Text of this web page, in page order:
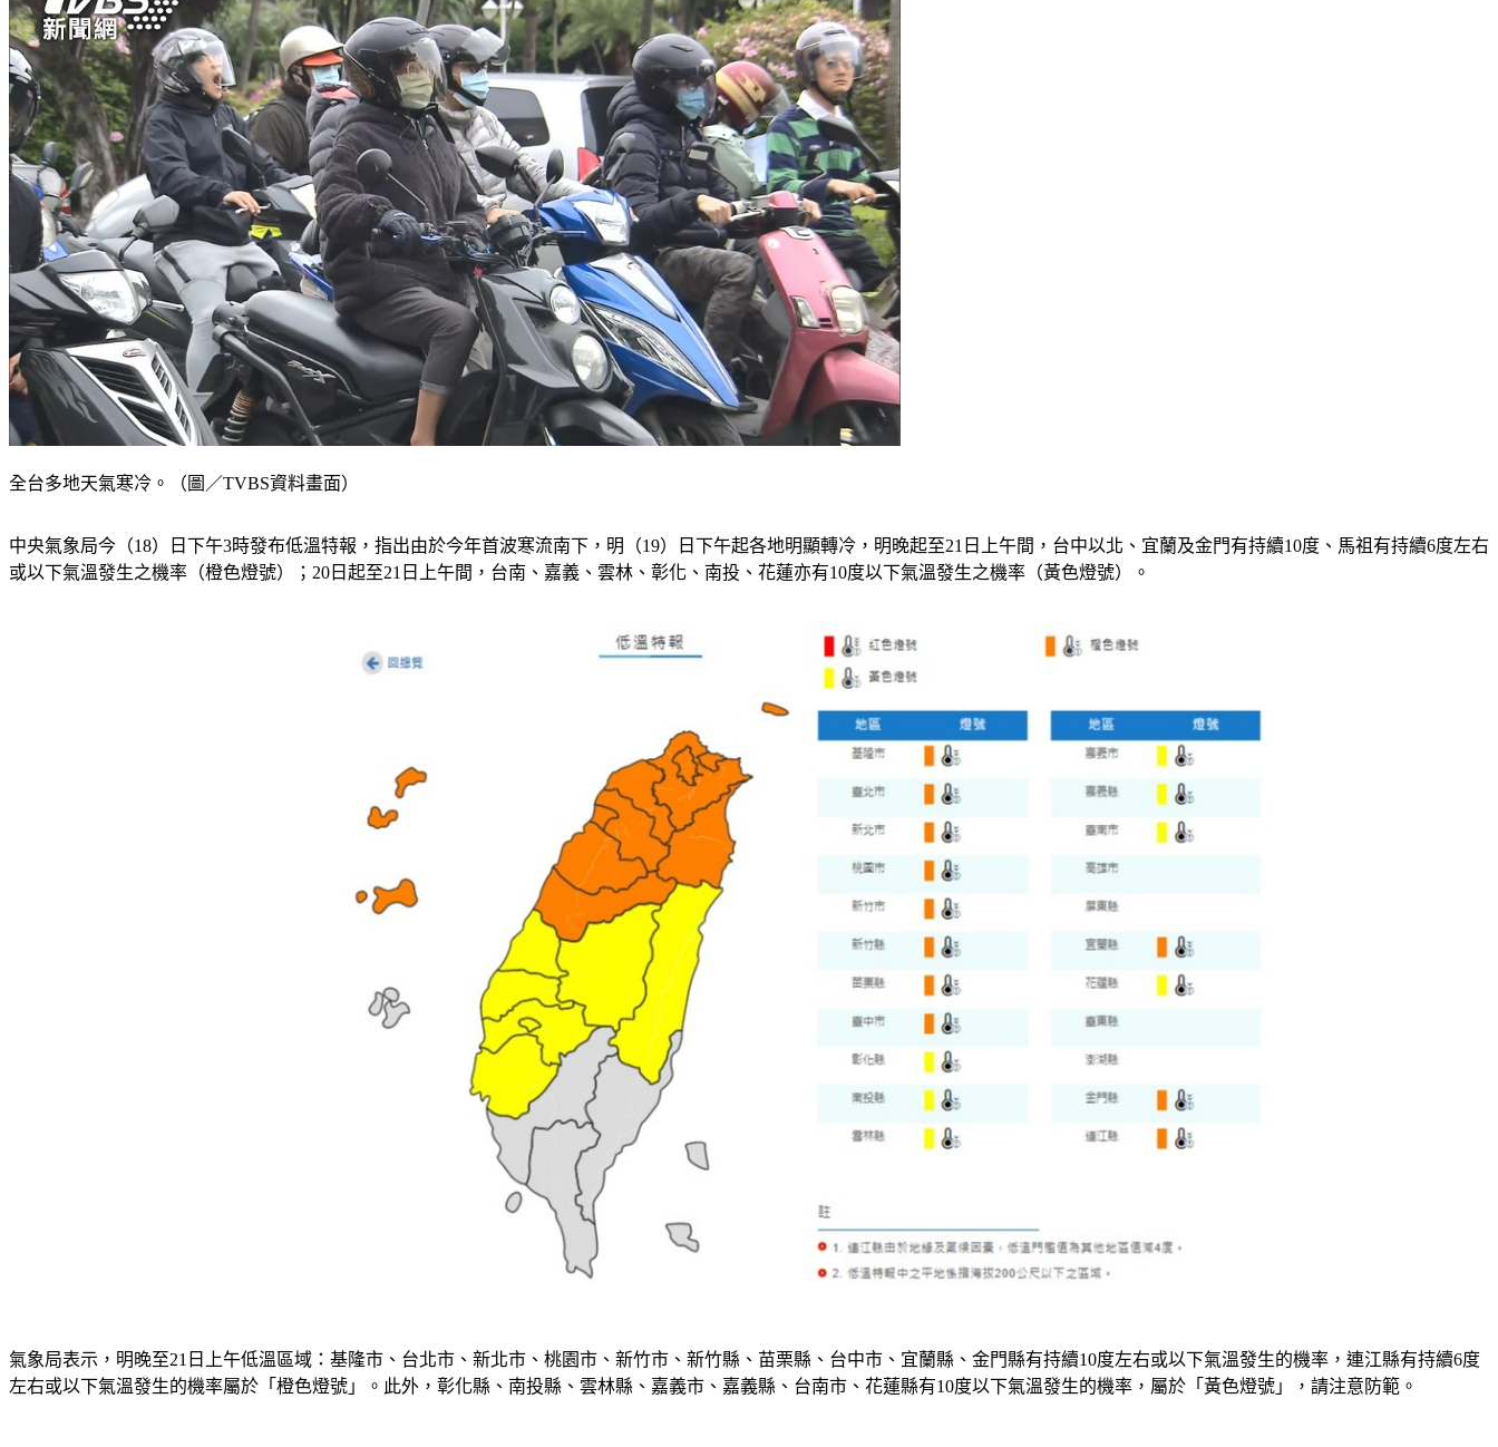
全台多地天氣寒冷。（圖／TVBS資料畫面）
中央氣象局今（18）日下午3時發布低溫特報，指出由於今年首波寒流南下，明（19）日下午起各地明顯轉冷，明晚起至21日上午間，台中以北、宜蘭及金門有持續10度、馬祖有持續6度左右
或以下氣溫發生之機率（橙色燈號）；20日起至21日上午間，台南、嘉義、雲林、彰化、南投、花蓮亦有10度以下氣溫發生之機率（黃色燈號）。
氣象局表示，明晚至21日上午低溫區域：基隆市、台北市、新北市、桃園市、新竹市、新竹縣、苗栗縣、台中市、宜蘭縣、金門縣有持續10度左右或以下氣溫發生的機率，連江縣有持續6度
左右或以下氣溫發生的機率屬於「橙色燈號」。此外，彰化縣、南投縣、雲林縣、嘉義市、嘉義縣、台南市、花蓮縣有10度以下氣溫發生的機率，屬於「黃色燈號」，請注意防範。